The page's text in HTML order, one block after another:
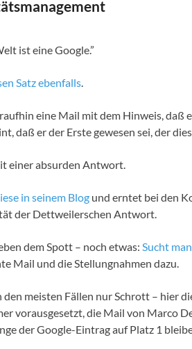
ist eine Google.”
Satz ebenfalls.
eine Mail mit dem Hinweis, daß
daß er der Erste gewesen sei, der
einer absurden Antwort.
in seinem Blog und erntet bei den
der Dettweilerschen Antwort.
dem Spott – noch etwas: Sucht
Mail und die Stellungnahmen dazu.
meisten Fällen nur Schrott – hier
vorausgesetzt, die Mail von Marco
der Google-Eintrag auf Platz 1